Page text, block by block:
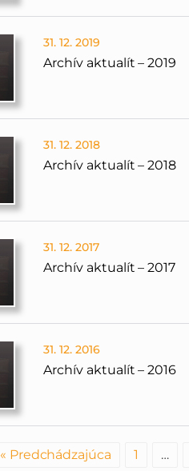
31. 12. 2019
Archív aktualít – 2019
31. 12. 2018
Archív aktualít – 2018
31. 12. 2017
Archív aktualít – 2017
31. 12. 2016
Archív aktualít – 2016
« Predchádzajúca 1 …